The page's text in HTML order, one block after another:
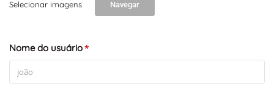
+
Selecionar imagens Navegar
Nome do usuário*